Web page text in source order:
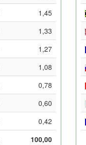
1,45
1,33
1,27
1,08
0,78
0,60
0,42
100,00